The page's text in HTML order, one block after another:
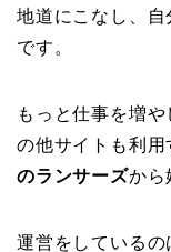
地道にこなし、自
です。
もっと仕事を増
の他サイトも利
のランサーズから
運営をしているの